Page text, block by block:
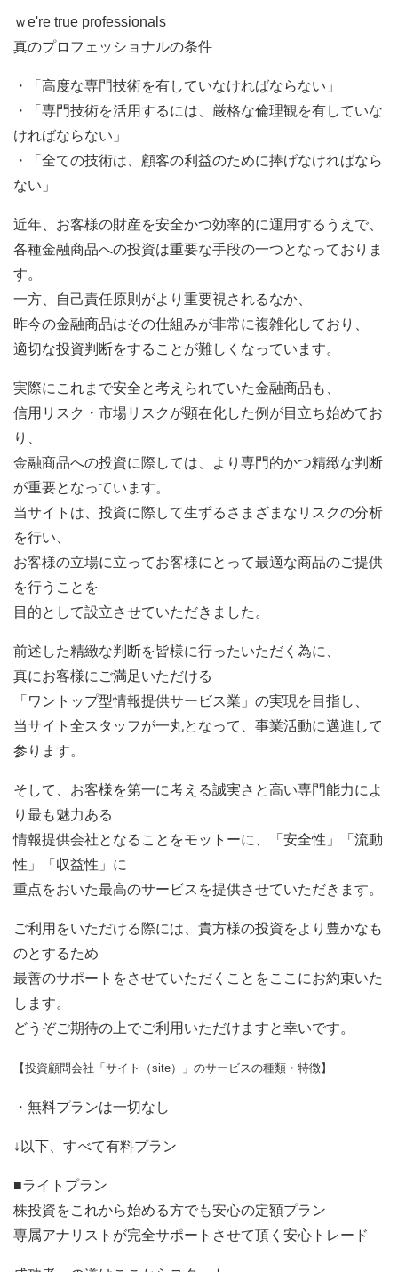
ｗe're true professionals
真のプロフェッショナルの条件
・「高度な専門技術を有していなければならない」
・「専門技術を活用するには、厳格な倫理観を有していな
ければならない」
・「全ての技術は、顧客の利益のために捧げなければなら
ない」
近年、お客様の財産を安全かつ効率的に運用するうえで、
各種金融商品への投資は重要な手段の一つとなっておりま
す。
一方、自己責任原則がより重要視されるなか、
昨今の金融商品はその仕組みが非常に複雑化しており、
適切な投資判断をすることが難しくなっています。
実際にこれまで安全と考えられていた金融商品も、
信用リスク・市場リスクが顕在化した例が目立ち始めてお
り、
金融商品への投資に際しては、より専門的かつ精緻な判断
が重要となっています。
当サイトは、投資に際して生ずるさまざまなリスクの分析
を行い、
お客様の立場に立ってお客様にとって最適な商品のご提供
を行うことを
目的として設立させていただきました。
前述した精緻な判断を皆様に行ったいただく為に、
真にお客様にご満足いただける
「ワントップ型情報提供サービス業」の実現を目指し、
当サイト全スタッフが一丸となって、事業活動に邁進して
参ります。
そして、お客様を第一に考える誠実さと高い専門能力によ
り最も魅力ある
情報提供会社となることをモットーに、「安全性」「流動
性」「収益性」に
重点をおいた最高のサービスを提供させていただきます。
ご利用をいただける際には、貴方様の投資をより豊かなも
のとするため
最善のサポートをさせていただくことをここにお約束いた
します。
どうぞご期待の上でご利用いただけますと幸いです。
【投資顧問会社「サイト（site）」のサービスの種類・特徴】
・無料プランは一切なし
↓以下、すべて有料プラン
■ライトプラン
株投資をこれから始める方でも安心の定額プラン
専属アナリストが完全サポートさせて頂く安心トレード